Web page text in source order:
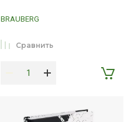
BRAUBERG
Сравнить